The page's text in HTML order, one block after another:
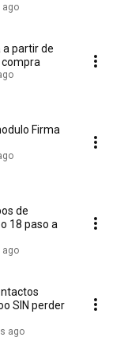
ago
partir de
Firma
de
18 paso a
ago
SIN perder
ago